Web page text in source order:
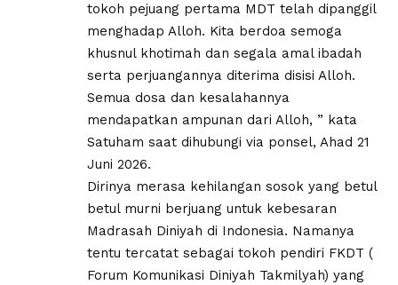
tokoh pejuang pertama MDT telah dipanggil
menghadap Alloh. Kita berdoa semoga
khusnul khotimah dan segala amal ibadah
serta perjuangannya diterima disisi Alloh.
Semua dosa dan kesalahannya
mendapatkan ampunan dari Alloh, ” kata
Satuham saat dihubungi via ponsel, Ahad 21
Juni 2026.
Dirinya merasa kehilangan sosok yang betul
betul murni berjuang untuk kebesaran
Madrasah Diniyah di Indonesia. Namanya
tentu tercatat sebagai tokoh pendiri FKDT (
Forum Komunikasi Diniyah Takmilyah) yang